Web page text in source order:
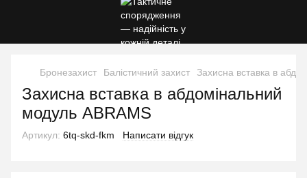
Бронезахист Балістичний захист Захисна вставка в
Захисна вставка в абдомінальний
модуль ABRAMS
Артикул: 6tq-skd-fkm Написати відгук